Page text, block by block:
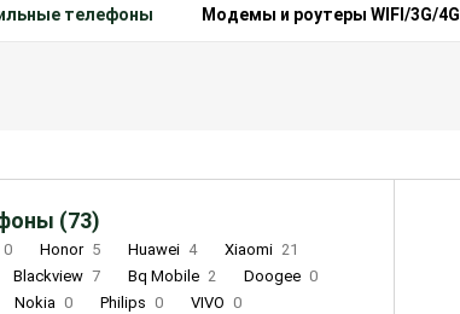
телефоны Модемы и роутеры WIFI/3G/4G
(73)
0 Honor 5 Huawei 4 Xiaomi 21
Blackview 7 Bq Mobile 2 Doogee 0
Nokia 0 Philips 0 VIVO 0